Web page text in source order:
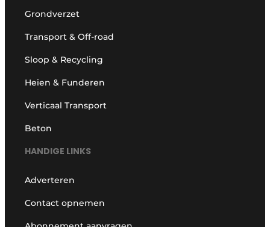
Grondverzet
Transport & Off-road
Sloop & Recycling
Heien & Funderen
Verticaal Transport
Beton
HANDIGE LINKS
Adverteren
Contact opnemen